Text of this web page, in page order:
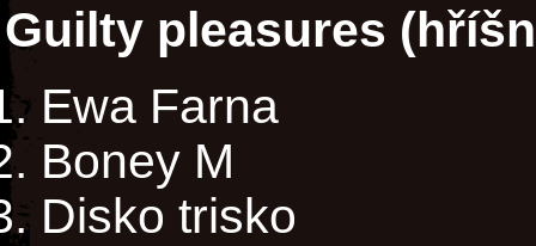
Guilty pleasures
Ewa Farna
Boney M
Disko trisko